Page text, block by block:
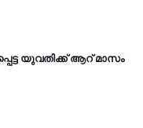
യുവതിക്ക് ആറ് മാസം